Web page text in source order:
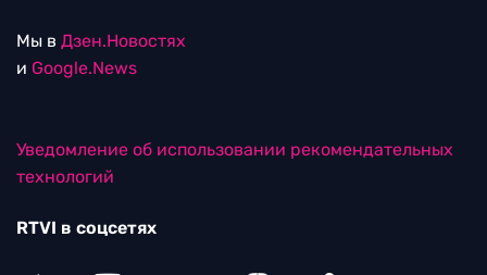
Мы в Дзен.Новостях
и Google.News
Уведомление об использовании рекомендательных
технологий
RTVI в соцсетях